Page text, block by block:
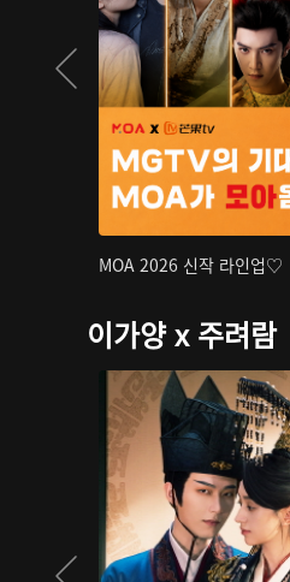
MOA 2026 신작 라인업♡
이가양 x 주려람